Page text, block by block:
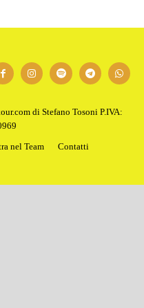
di Stefano Tosoni P.IVA:
nel Team Contatti